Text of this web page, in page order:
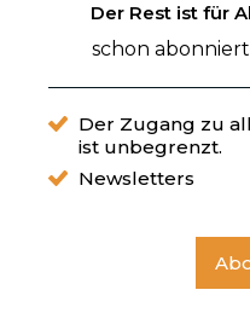
Der Rest ist für
schon
Der Zugang zu
ist unbegrenzt.
Newsletters